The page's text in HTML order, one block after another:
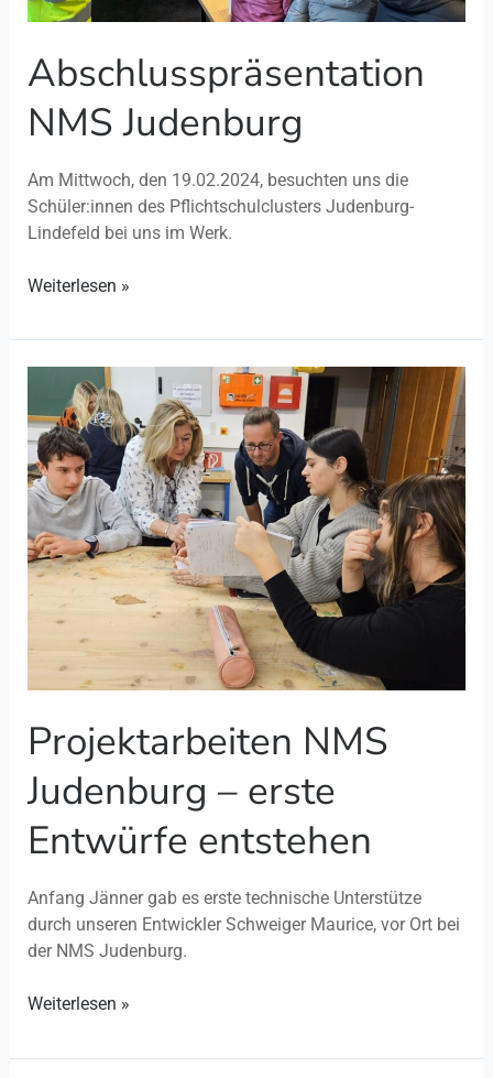
Abschlusspräsentation
NMS Judenburg
Am Mittwoch, den 19.02.2024, besuchten uns die
Schüler:innen des Pflichtschulclusters Judenburg-
Lindefeld bei uns im Werk.
Weiterlesen »
Projektarbeiten NMS
Judenburg – erste
Entwürfe entstehen
Anfang Jänner gab es erste technische Unterstütze
durch unseren Entwickler Schweiger Maurice, vor Ort bei
der NMS Judenburg.
Projektarbeiten
NMS
Judenburg
–
erste
Entwürfe
entstehen
Weiterlesen »